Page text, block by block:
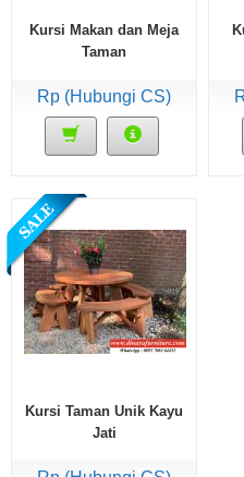
Kursi Makan dan Meja
Taman
Rp (Hubungi CS)
Kursi Taman Unik Kayu
Jati